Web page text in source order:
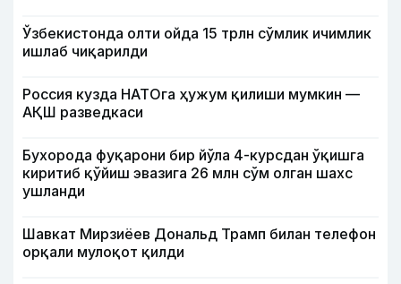
Ўзбекистонда олти ойда 15 трлн сўмлик ичимлик
ишлаб чиқарилди
Россия кузда НАТОга ҳужум қилиши мумкин —
АҚШ разведкаси
Бухорода фуқарони бир йўла 4-курсдан ўқишга
киритиб қўйиш эвазига 26 млн сўм олган шахс
ушланди
Шавкат Мирзиёев Дональд Трамп билан телефон
орқали мулоқот қилди